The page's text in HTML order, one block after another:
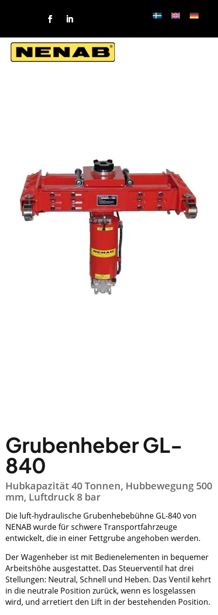
Grubenheber GL-
840
Hubkapazität 40 Tonnen, Hubbewegung 500
mm, Luftdruck 8 bar
Die luft-hydraulische Grubenhebebühne GL-840 von
NENAB wurde für schwere Transportfahrzeuge
entwickelt, die in einer Fettgrube angehoben werden.
Der Wagenheber ist mit Bedienelementen in bequemer
Arbeitshöhe ausgestattet. Das Steuerventil hat drei
Stellungen: Neutral, Schnell und Heben. Das Ventil kehrt
in die neutrale Position zurück, wenn es losgelassen
wird, und arretiert den Lift in der bestehenden Position.